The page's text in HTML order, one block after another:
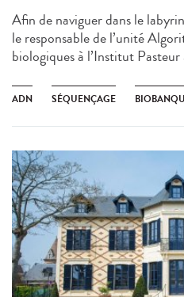
Afin de naviguer dans le
le responsable de l’unité
biologiques à l’Institut
ADN SÉQUENÇAGE